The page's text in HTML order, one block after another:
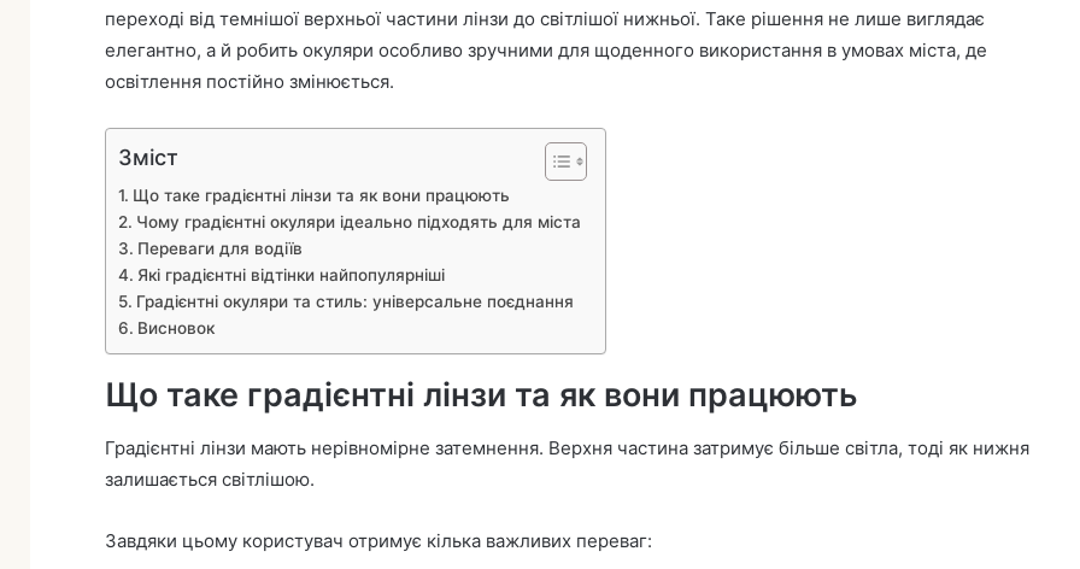
переході від темнішої верхньої частини лінзи до світлішої нижньої. Таке рішення не лише виглядає
елегантно, а й робить окуляри особливо зручними для щоденного використання в умовах міста, де
освітлення постійно змінюється.
Зміст
Що таке градієнтні лінзи та як вони працюють
Чому градієнтні окуляри ідеально підходять для міста
Переваги для водіїв
Які градієнтні відтінки найпопулярніші
Градієнтні окуляри та стиль: універсальне поєднання
Висновок
Що таке градієнтні лінзи та як вони працюють
Градієнтні лінзи мають нерівномірне затемнення. Верхня частина затримує більше світла, тоді як нижня
залишається світлішою.
Завдяки цьому користувач отримує кілька важливих переваг: